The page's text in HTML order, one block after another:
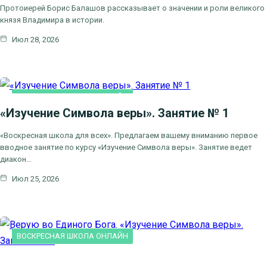
Протоиерей Борис Балашов рассказывает о значении и роли великого
князя Владимира в истории.
Июл 28, 2026
«Изучение Символа веры». Занятие № 1
«Воскресная школа для всех». Предлагаем вашему вниманию первое
вводное занятие по курсу «Изучение Символа веры». Занятие ведет
диакон…
Июл 25, 2026
ВОСКРЕСНАЯ ШКОЛА ОНЛАЙН